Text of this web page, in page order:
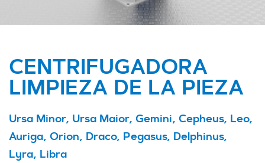
CENTRIFUGADORA
LIMPIEZA DE LA PIEZA
Ursa Minor, Ursa Maior, Gemini, Cepheus, Leo,
Auriga, Orion, Draco, Pegasus, Delphinus,
Lyra, Libra